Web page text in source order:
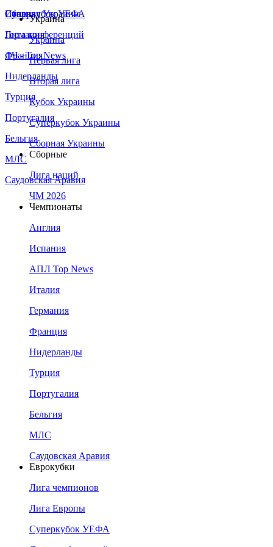
Сборная Украины
Италия
Германия
Франция
Нидерланды
Турция
Португалия
Бельгия
МЛС
Саудовская Аравия
Суперкубок УЕФА
Лига конференций
ЛЧ - Top News
Украина
Украина
Первая лига
Вторая лига
Кубок Украины
Суперкубок Украины
Сборная Украины
Сборные
Лига наций
ЧМ 2026
Чемпионаты
Англия
Испания
АПЛ Top News
Италия
Германия
Франция
Нидерланды
Турция
Португалия
Бельгия
МЛС
Саудовская Аравия
Еврокубки
Лига чемпионов
Лига Европы
Суперкубок УЕФА